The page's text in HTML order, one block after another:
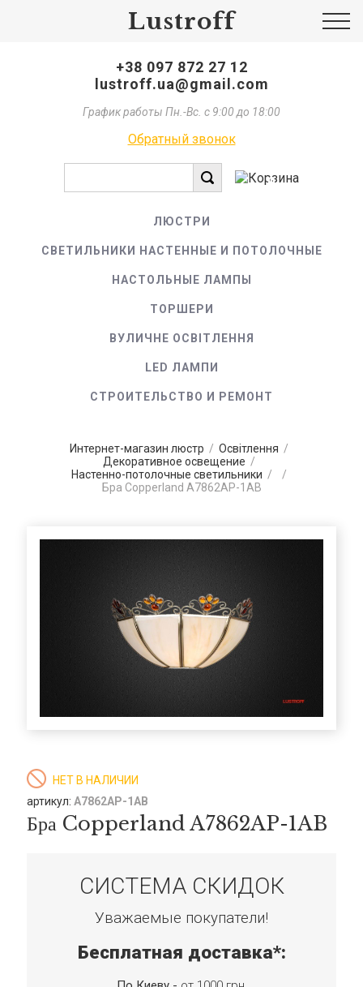
Lustroff
+38 097 872 27 12
lustroff.ua@gmail.com
График работы Пн.-Вс. с 9:00 до 18:00
Обратный звонок
0
ЛЮСТРИ
СВЕТИЛЬНИКИ НАСТЕННЫЕ И ПОТОЛОЧНЫЕ
НАСТОЛЬНЫЕ ЛАМПЫ
ТОРШЕРИ
ВУЛИЧНЕ ОСВІТЛЕННЯ
LED ЛАМПИ
СТРОИТЕЛЬСТВО И РЕМОНТ
Интернет-магазин люстр / Освітлення /
Декоративное освещение /
Настенно-потолочные светильники /
/
Бра Copperland A7862AP-1AB
НЕТ В НАЛИЧИИ
артикул: A7862AP-1AB
Бра Copperland A7862AP-1AB
СИСТЕМА СКИДОК
Уважаемые покупатели!
Бесплатная доставка*: